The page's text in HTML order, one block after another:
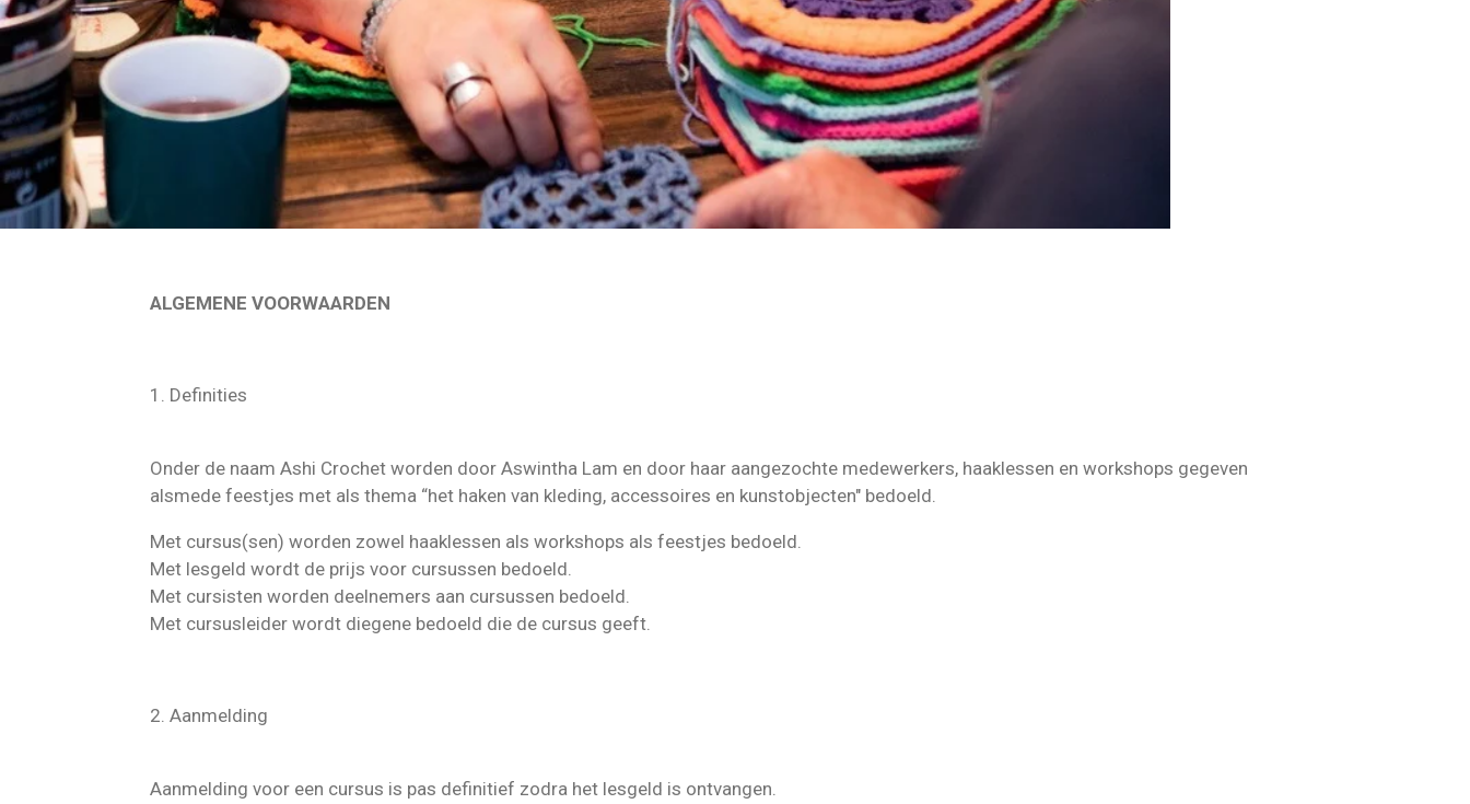
ALGEMENE VOORWAARDEN
1. Definities
Onder de naam Ashi Crochet worden door Aswintha Lam en door haar aangezochte medewerkers, haaklessen en workshops gegeven
alsmede feestjes met als thema “het haken van kleding, accessoires en kunstobjecten" bedoeld.
Met cursus(sen) worden zowel haaklessen als workshops als feestjes bedoeld.
Met lesgeld wordt de prijs voor cursussen bedoeld.
Met cursisten worden deelnemers aan cursussen bedoeld.
Met cursusleider wordt diegene bedoeld die de cursus geeft.
2. Aanmelding
Aanmelding voor een cursus is pas definitief zodra het lesgeld is ontvangen.